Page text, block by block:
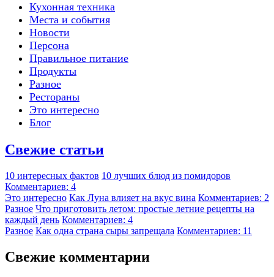
Кухонная техника
Места и события
Новости
Персона
Правильное питание
Продукты
Разное
Рестораны
Это интересно
Блог
Свежие статьи
10 интересных фактов 10 лучших блюд из помидоров
Комментариев: 4
Это интересно Как Луна влияет на вкус вина Комментариев: 2
Разное Что приготовить летом: простые летние рецепты на
каждый день Комментариев: 4
Разное Как одна страна сыры запрещала Комментариев: 11
Свежие комментарии